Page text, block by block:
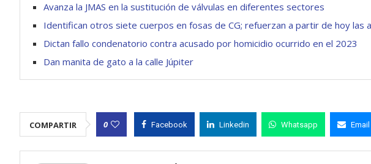
Avanza la JMAS en la sustitución de válvulas en diferentes sectores
Identifican otros siete cuerpos en fosas de CG; refuerzan a partir de hoy las
Dictan fallo condenatorio contra acusado por homicidio ocurrido en el 2023
Dan manita de gato a la calle Júpiter
COMPARTIR 0 Facebook Linkedin Whatsapp Email